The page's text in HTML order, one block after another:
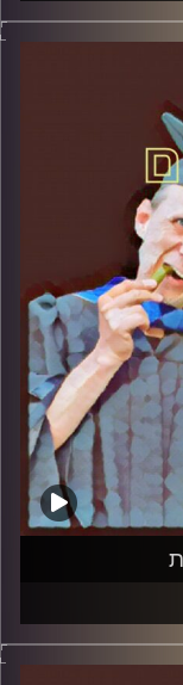
בועז בן-
בועז בן-